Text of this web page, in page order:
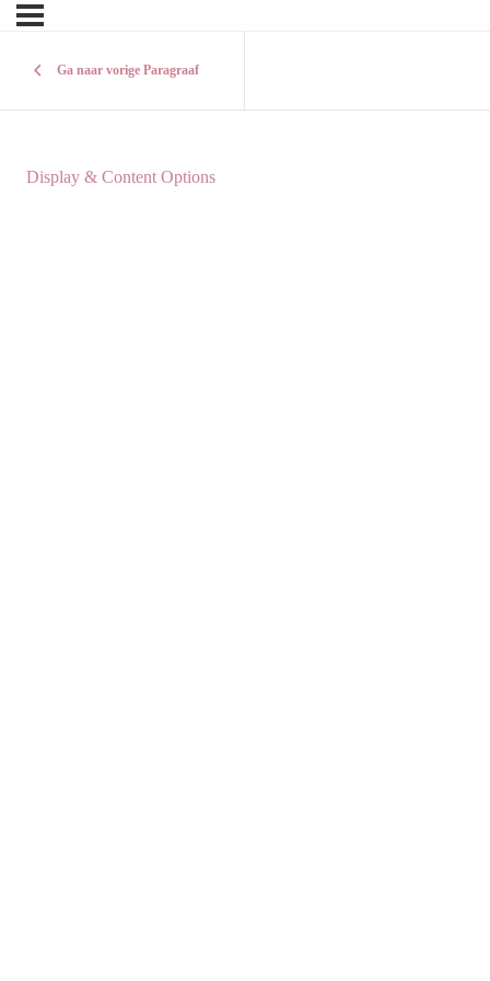
Ga naar vorige Paragraaf
Display & Content Options